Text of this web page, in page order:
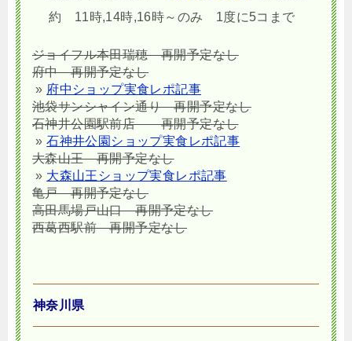
約 11時,14時,16時～のみ 1度に5コまで
ジョイフル本田瑞穂 再開予定なし
府中再開予定なし
» 府中ショップ実食レポ記事
池袋サンシャイン通り 再開予定なし
石神井公園駅前店 再開予定なし
»石神井公園ショップ実食レポ記事
大森山王再開予定なし
» 大森山王ショップ実食レポ記事
亀戸再開予定なし
高田馬場戸山口再開予定なし
西葛西駅前再開予定なし
神奈川県